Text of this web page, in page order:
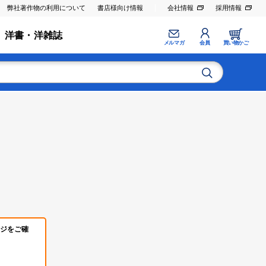
弊社著作物の利用について 書店様向け情報 会社情報 採用情報
洋書・洋雑誌
メルマガ 会員 買い物かご
をご確